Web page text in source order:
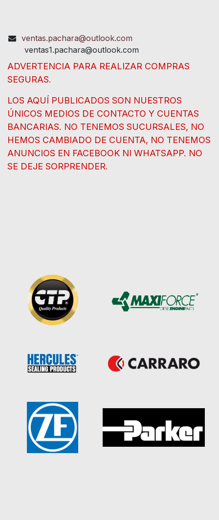
ventas.pachara@outlook.com
ventas1.pachara@outlook.com
ADVERTENCIA PARA REALIZAR COMPRAS
SEGURAS.
LOS AQUÍ PUBLICADOS SON NUESTROS
ÚNICOS MEDIOS DE CONTACTO Y CUENTAS
BANCARIAS. NO TENEMOS SUCURSALES, NO
HEMOS CAMBIADO DE CUENTA, NO TENEMOS
ANUNCIOS EN FACEBOOK NI WHATSAPP. NO
SE DEJE SORPRENDER.